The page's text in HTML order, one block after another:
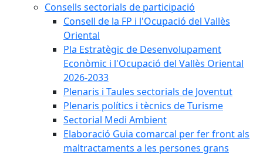
Consells sectorials de participació
Consell de la FP i l'Ocupació del Vallès
Oriental
Pla Estratègic de Desenvolupament
Econòmic i l'Ocupació del Vallès Oriental
2026-2033
Plenaris i Taules sectorials de Joventut
Plenaris polítics i tècnics de Turisme
Sectorial Medi Ambient
Elaboració Guia comarcal per fer front als
maltractaments a les persones grans